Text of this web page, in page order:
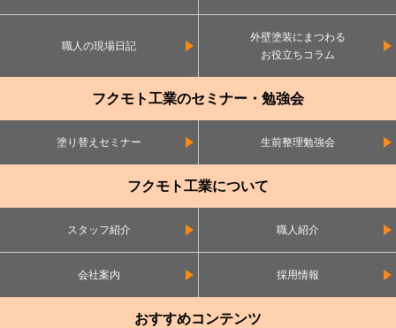
職人の現場日記
外壁塗装にまつわる
お役立ちコラム
フクモト工業のセミナー・勉強会
塗り替えセミナー 生前整理勉強会
フクモト工業について
スタッフ紹介 職人紹介
会社案内 採用情報
おすすめコンテンツ